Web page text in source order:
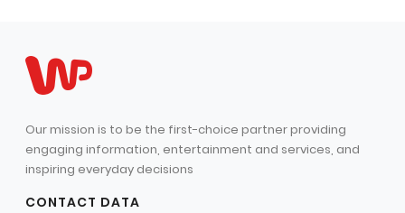
Our mission is to be the first-choice partner providing
engaging information, entertainment and services, and
inspiring everyday decisions
CONTACT DATA